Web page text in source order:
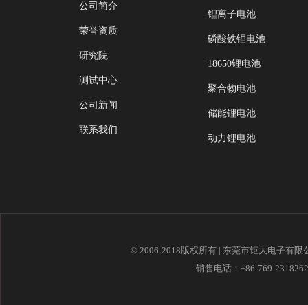
公司简介
荣誉资质
研究院
测试中心
公司新闻
联系我们
锂离子电池
磷酸铁锂电池
18650锂电池
聚合物电池
储能锂电池
动力锂电池
© 2006-2018版权所有 | 东莞市钜大电子有
销售电话：+86-769-